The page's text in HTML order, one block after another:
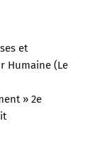
et
Humaine (Le
» 2e